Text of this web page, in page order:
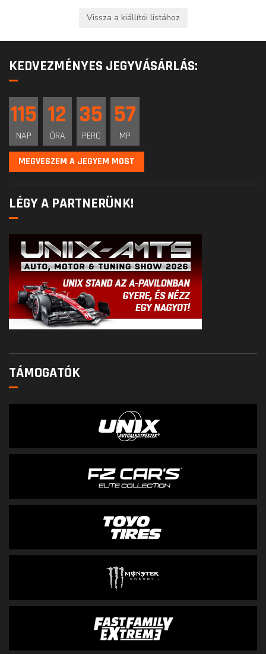
KEDVEZMÉNYES JEGYVÁSÁRLÁS:
115
NAP
12
ÓRA
35
PERC
56
MP
MEGVESZEM A JEGYEM MOST
LÉGY A PARTNERÜNK!
TÁMOGATÓK